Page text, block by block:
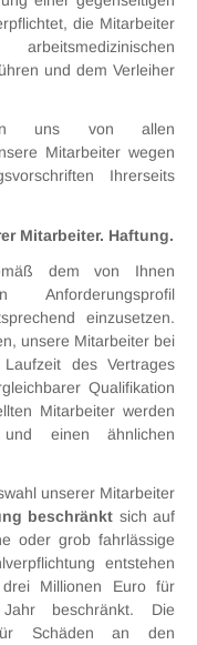
die Mitarbeiter
und dem Verleiher
uns von allen
Mitarbeiter wegen
Ihrerseits
Mitarbeiter. Haftung.
dem von Ihnen
Anforderungsprofil
einzusetzen.
unsere Mitarbeiter bei
des Vertrages
Qualifikation
Mitarbeiter werden
einen ähnlichen
unserer Mitarbeiter
beschränkt sich auf
oder grob fahrlässige
entstehen
Millionen Euro für
beschränkt. Die
Schäden an den